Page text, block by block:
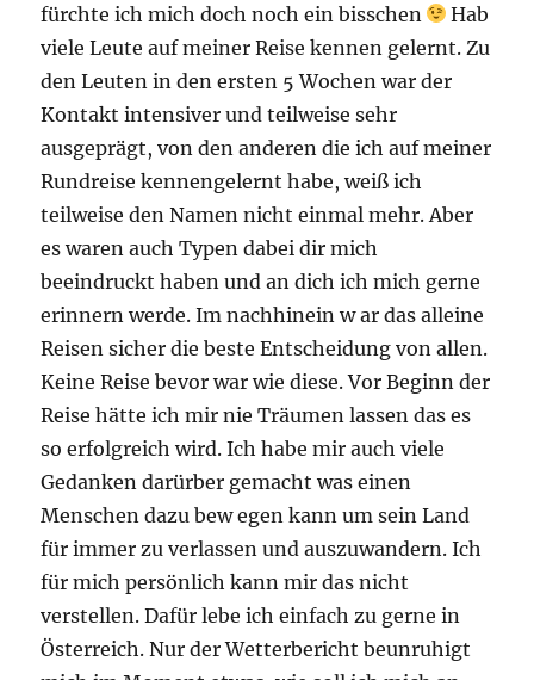
fürchte ich mich doch noch ein bisschen
Hab
viele Leute auf meiner Reise kennen gelernt. Zu
den Leuten in den ersten 5 Wochen war der
Kontakt intensiver und teilweise sehr
ausgeprägt, von den anderen die ich auf meiner
Rundreise kennengelernt habe, weiß ich
teilweise den Namen nicht einmal mehr. Aber
es waren auch Typen dabei dir mich
beeindruckt haben und an dich ich mich gerne
erinnern werde. Im nachhinein w ar das alleine
Reisen sicher die beste Entscheidung von allen.
Keine Reise bevor war wie diese. Vor Beginn der
Reise hätte ich mir nie Träumen lassen das es
so erfolgreich wird. Ich habe mir auch viele
Gedanken darürber gemacht was einen
Menschen dazu bew egen kann um sein Land
für immer zu verlassen und auszuwandern. Ich
für mich persönlich kann mir das nicht
verstellen. Dafür lebe ich einfach zu gerne in
Österreich. Nur der Wetterbericht beunruhigt